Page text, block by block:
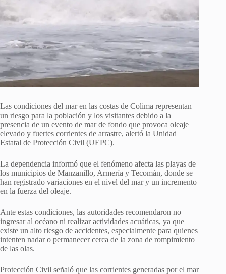
Las condiciones del mar en las costas de Colima representan
un riesgo para la población y los visitantes debido a la
presencia de un evento de mar de fondo que provoca oleaje
elevado y fuertes corrientes de arrastre, alertó la Unidad
Estatal de Protección Civil (UEPC).
La dependencia informó que el fenómeno afecta las playas de
los municipios de Manzanillo, Armería y Tecomán, donde se
han registrado variaciones en el nivel del mar y un incremento
en la fuerza del oleaje.
Ante estas condiciones, las autoridades recomendaron no
ingresar al océano ni realizar actividades acuáticas, ya que
existe un alto riesgo de accidentes, especialmente para quienes
intenten nadar o permanecer cerca de la zona de rompimiento
de las olas.
Protección Civil señaló que las corrientes generadas por el mar